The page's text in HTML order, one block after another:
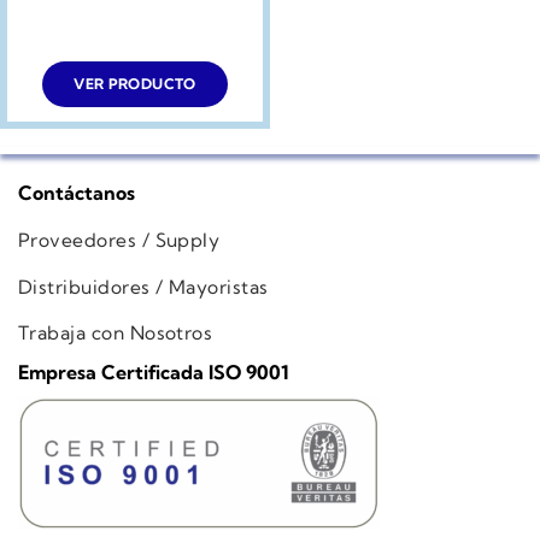
VER PRODUCTO
Contáctanos
Proveedores / Supply
Distribuidores / Mayoristas
Trabaja con Nosotros
Empresa Certificada ISO 9001